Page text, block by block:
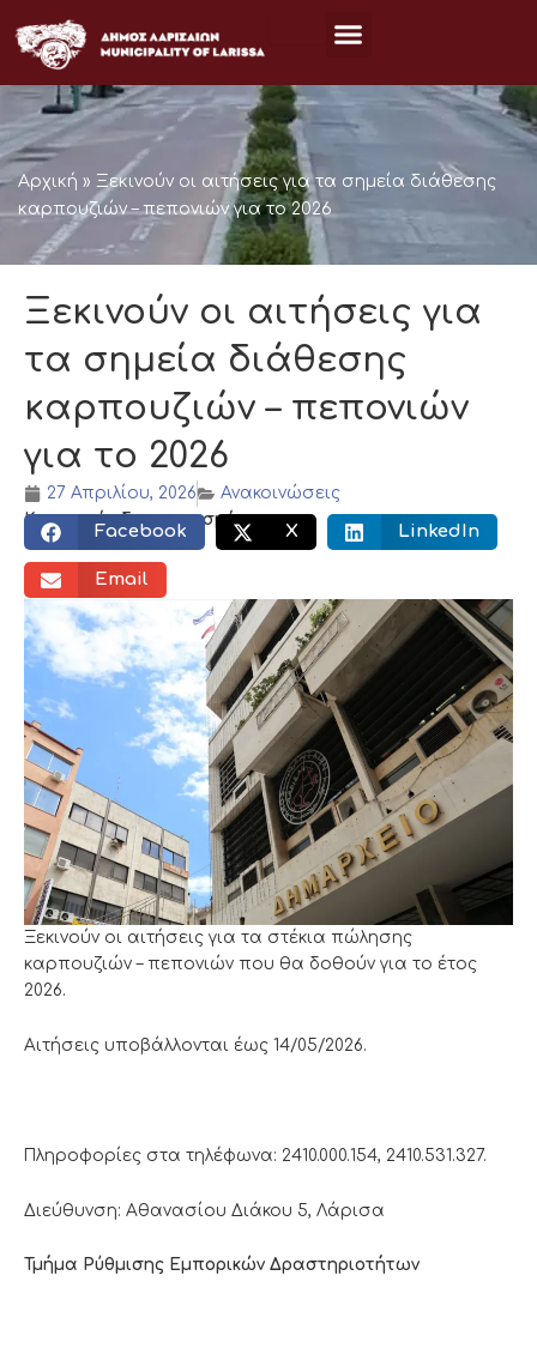
στο
περιεχόμενο
Αρχική » Ξεκινούν οι αιτήσεις για τα σημεία διάθεσης
καρπουζιών – πεπονιών για το 2026
Ξεκινούν οι αιτήσεις για
τα σημεία διάθεσης
καρπουζιών – πεπονιών
για το 2026
27 Απριλίου, 2026
Ανακοινώσεις
Κοινωνικός διαμοιρασμός:
Facebook X LinkedIn
Email
Ξεκινούν οι αιτήσεις για τα στέκια πώλησης
καρπουζιών – πεπονιών που θα δοθούν για το έτος
2026.
Αιτήσεις υποβάλλονται έως 14/05/2026.
Πληροφορίες στα τηλέφωνα: 2410.000.154, 2410.531.327.
Διεύθυνση: Αθανασίου Διάκου 5, Λάρισα
Τμήμα Ρύθμισης Εμπορικών Δραστηριοτήτων